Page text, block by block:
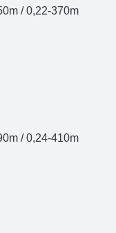
/ 0,22-370m
/ 0,24-410m